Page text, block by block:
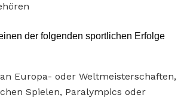
der folgenden sportlichen Erfolge
Europa- oder Weltmeisterschaften,
Spielen, Paralympics oder